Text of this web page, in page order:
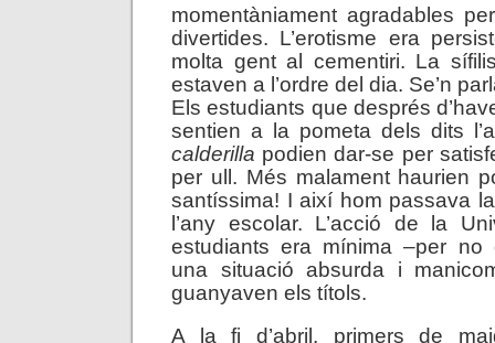
momentàniament agradables
divertides. L’erotisme era
molta gent al cementiri. La
estaven a l’ordre del dia. Se’n
Els estudiants que després
sentien a la pometa dels dits
calderilla podien dar-se per
per ull. Més malament haurien
santíssima! I així hom passava
l’any escolar. L’acció de la
estudiants era mínima –per no
una situació absurda i
guanyaven els títols.
A la fi d’abril, primers de